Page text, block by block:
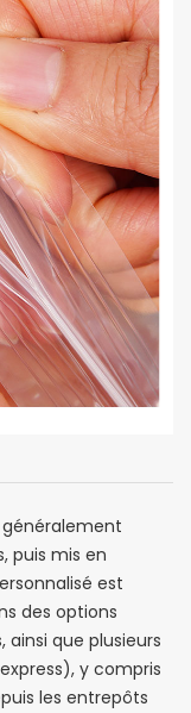
puis mis en
est
des options
ainsi que plusieurs
y compris
les entrepôts